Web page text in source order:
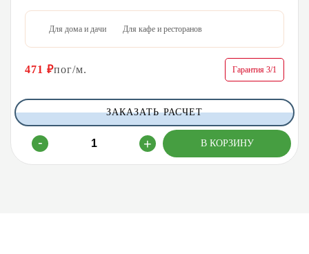
Для дома и дачи Для кафе и ресторанов
471 ₽пог/м. Гарантия 3/1
ЗАКАЗАТЬ РАСЧЕТ